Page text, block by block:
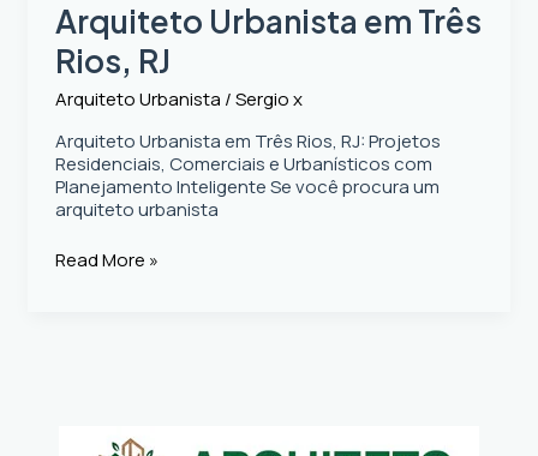
Arquiteto Urbanista em Três
Rios, RJ
Arquiteto Urbanista /Sergio x
Arquiteto Urbanista em Três Rios, RJ: Projetos
Residenciais, Comerciais e Urbanísticos com
Planejamento Inteligente Se você procura um
arquiteto urbanista
Read More »